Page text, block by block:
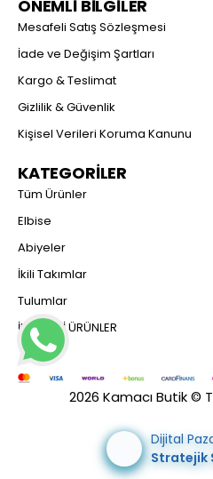
ÖNEMLİ BİLGİLER
Mesafeli Satış Sözleşmesi
İade ve Değişim Şartları
Kargo & Teslimat
Gizlilik & Güvenlik
Kişisel Verileri Koruma Kanunu
KATEGORİLER
Tüm Ürünler
Elbise
Abiyeler
İkili Takımlar
Tulumlar
İNDİRİMLİ ÜRÜNLER
2026 Kamacı Butik ©
Dijital
Stratejik